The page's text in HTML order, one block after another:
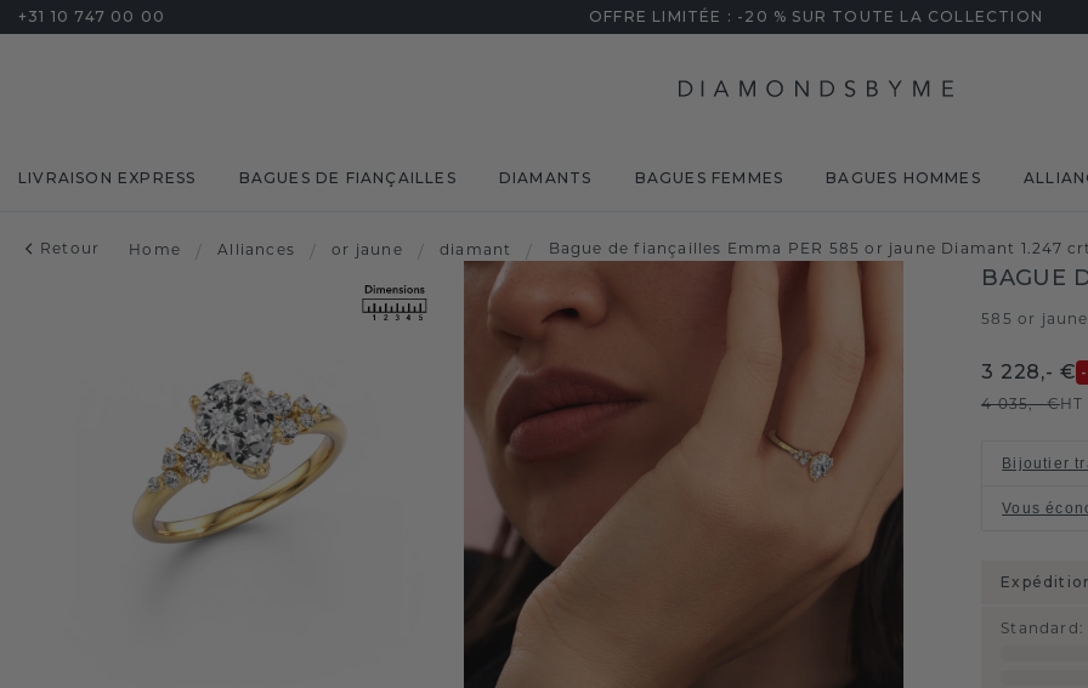
+31 10 747 00 00 OFFRE LIMITÉE : -20 % SUR TOUTE LA COLLECTION
LIVRAISON EXPRESS BAGUES DE FIANÇAILLES DIAMANTS BAGUES FEMMES BAGUES HOMMES
Retour Home / Alliances / or jaune / diamant / Bague de fiançailles Emma PER 585 or jaune Diamant 1.247 crt
BAGUE
585 or jaune
3 228,- €
4 035,- €HT
Bijoutier
Vous
Standard :